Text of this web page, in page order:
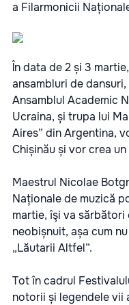
a Filarmonicii
În data de 2 și 3
ansambluri de
Ansamblul Academic
Ucraina, și trupa lui
Aires” din Argentina,
Chișinău și vor crea
Maestrul Nicolae
Naționale de muzică
martie, îşi va
neobișnuit, așa cum
„Lăutarii Altfel”.
Tot în cadrul
notorii și legendele vii